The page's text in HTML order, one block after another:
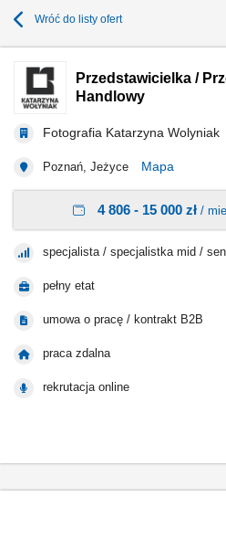
Wróć do listy ofert
Przedstawicielka /
Handlowy
Fotografia Katarzyna Wolyniak
Poznań, Jeżyce Mapa
4 806 - 15 000 zł/
specjalista / specjalistka mid /
pełny etat
umowa o pracę / kontrakt B2B
praca zdalna
rekrutacja online